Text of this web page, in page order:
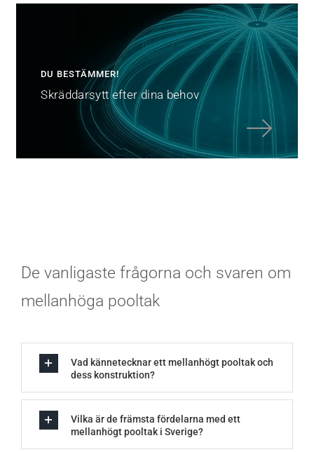
DU BESTÄMMER!
Skräddarsytt efter dina behov
De vanligaste frågorna och svaren om
mellanhöga pooltak
Vad kännetecknar ett mellanhögt pooltak och
dess konstruktion?
Vilka är de främsta fördelarna med ett
mellanhögt pooltak i Sverige?